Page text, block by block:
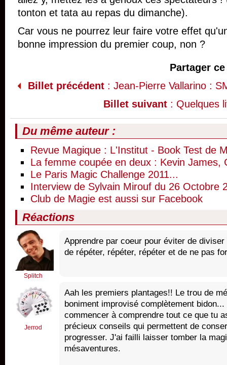
tonton et tata au repas du dimanche).
Car vous ne pourrez leur faire votre effet
bonne impression du premier coup, non ?
Partager
Billet précédent : Jean-Pierre Vallarino :
Billet suivant : Quelques
Du même auteur :
Revue Magique : L'Institut - Book Test de
La femme coupée en deux : Kevin James,
Le Paris Magic Challenge 2011...
Interview de Sylvain Mirouf du 26 Octobre
Club de Magie est aussi sur Facebook
Réactions
Splitch
Apprendre par coeur pour éviter de
de répéter, répéter, répéter et de ne pas
Jerrod
Aah les premiers plantages!! Le trou de
boniment improvisé complètement
commencer à comprendre tout ce que tu
précieux conseils qui permettent de
progresser. J'ai failli laisser tomber la
mésaventures.